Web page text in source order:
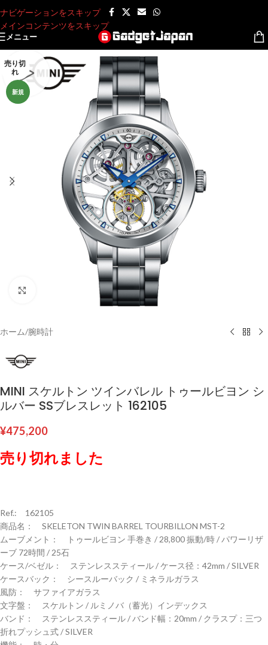
ナビゲーションをスキップ
メインコンテンツをスキップ
メニュー
売り切
れ
新規
ホーム/腕時計
MINI スケルトン ツインバレル トゥールビヨン シ
ルバー SSブレスレット 162105
¥475,200
売り切れました
Ref.: 162105
商品名： SKELETON TWIN BARREL TOURBILLON MST-2
ムーブメント： トゥールビヨン 手巻き / 28,800 振動/時 / パワーリザ
ーブ 72時間 / 25石
ケース/ベゼル： ステンレススティール / ケース径：42mm / SILVER
ケースバック： シースルーバック / ミネラルガラス
風防： サファイアガラス
文字盤： スケルトン / ルミノバ（蓄光）インデックス
バンド： ステンレススティール / バンド幅：20mm / クラスプ：三つ
折れプッシュ式 / SILVER